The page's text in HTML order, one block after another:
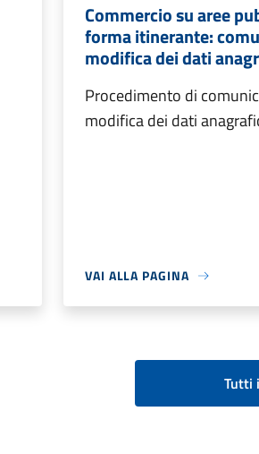
Commercio su aree
forma itinerante:
modifica dei dati
Procedimento di
modifica dei dati
VAI ALLA PAGINA
Tutti